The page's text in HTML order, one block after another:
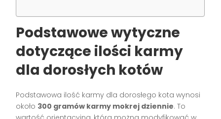
Podstawowe wytyczne
dotyczące ilości karmy
dla dorosłych kotów
Podstawowa ilość karmy dla dorosłego kota wynosi
około 300 gramów karmy mokrej dziennie. To